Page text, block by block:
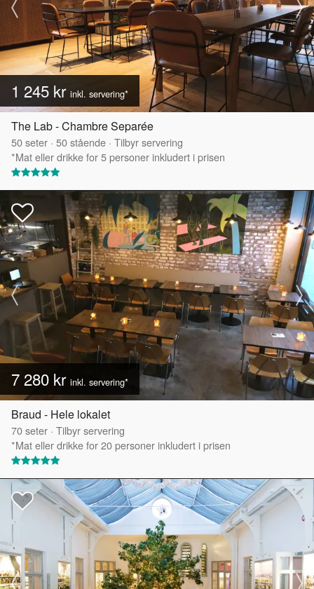
1 245 kr inkl. servering*
The Lab - Chambre Separée
50seter · 50stående · Tilbyr servering
*Mat eller drikke for 5 personer inkludert i prisen
7 280 kr inkl. servering*
Braud - Hele lokalet
70seter · Tilbyr servering
*Mat eller drikke for 20 personer inkludert i prisen